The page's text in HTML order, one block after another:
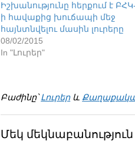
Իշխանությունը հերքում է ԲՀԿ-
ի հավաքից խուճապի մեջ
հայնտնվելու մասին լուրերը
08/02/2015
In "Լուրեր"
Բաժինը՝Լուրերև
Մեկ մեկնաբանություն